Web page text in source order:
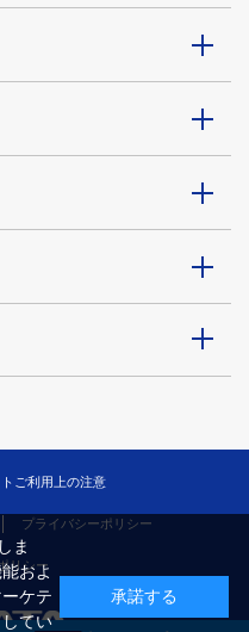
ご利用上の注意
プライバシーポリシー
リシー
ま
およ
ケテ
てい
承諾する